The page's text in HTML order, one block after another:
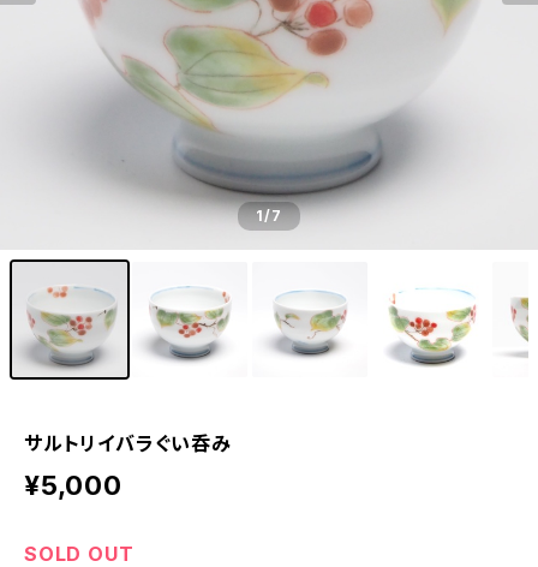
1/7
サルトリイバラぐい呑み
¥5,000
SOLD OUT